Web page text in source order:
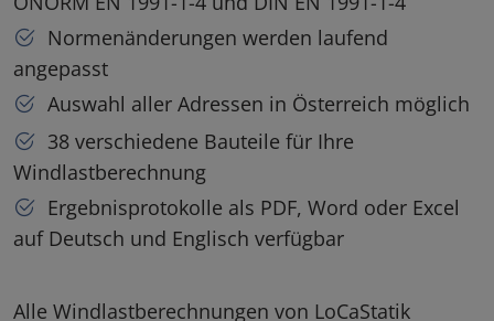
Normenänderungen werden laufend
angepasst
Auswahl aller Adressen in Österreich möglich
38 verschiedene Bauteile für Ihre
Windlastberechnung
Ergebnisprotokolle als PDF, Word oder Excel
auf Deutsch und Englisch verfügbar
Alle Windlastberechnungen von LoCaStatik